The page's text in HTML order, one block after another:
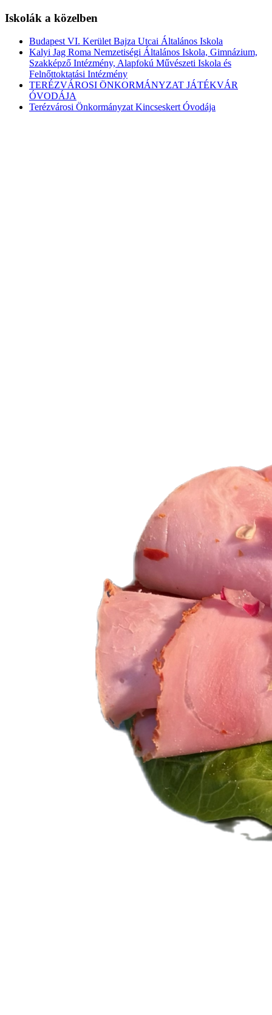
Iskolák a közelben
Budapest VI. Kerület Bajza Utcai Általános Iskola
Kalyi Jag Roma Nemzetiségi Általános Iskola, Gimnázium,
Szakképző Intézmény, Alapfokú Művészeti Iskola és
Felnőttoktatási Intézmény
TERÉZVÁROSI ÖNKORMÁNYZAT JÁTÉKVÁR
ÓVODÁJA
Terézvárosi Önkormányzat Kincseskert Óvodája